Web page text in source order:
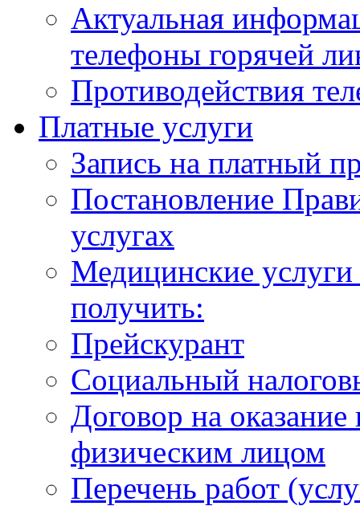
Актуальная
телефоны горячей
Противодействия
Платные услуги
Запись на платный
Постановление
услугах
Медицинские
получить:
Прейскурант
Социальный
Договор на
физическим лицом
Перечень работ